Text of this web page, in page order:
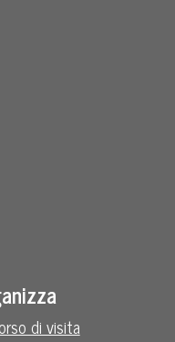
di visita